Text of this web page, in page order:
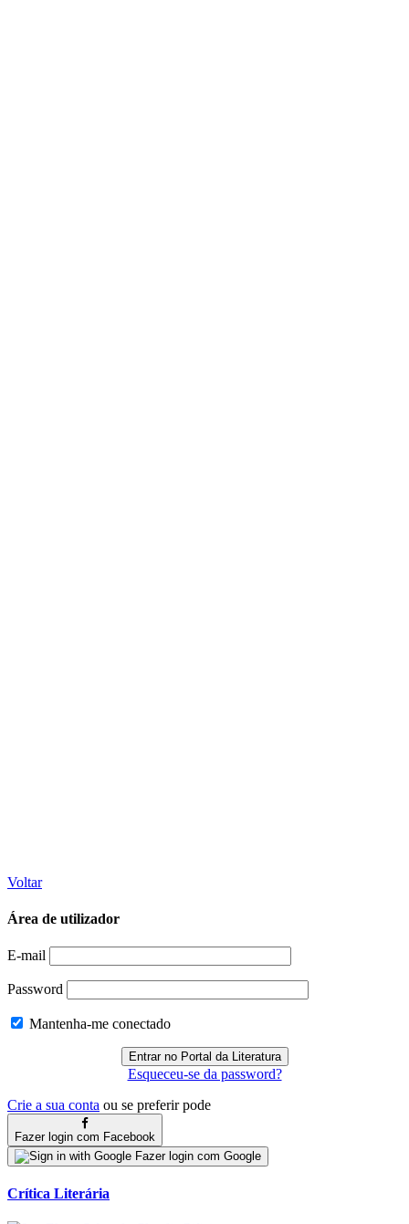
Voltar
Área de utilizador
E-mail
Password
Mantenha-me conectado
Esqueceu-se da password?
Crie a sua conta ou se preferir pode
Fazer login com Facebook
Fazer login com Google
Crítica Literária